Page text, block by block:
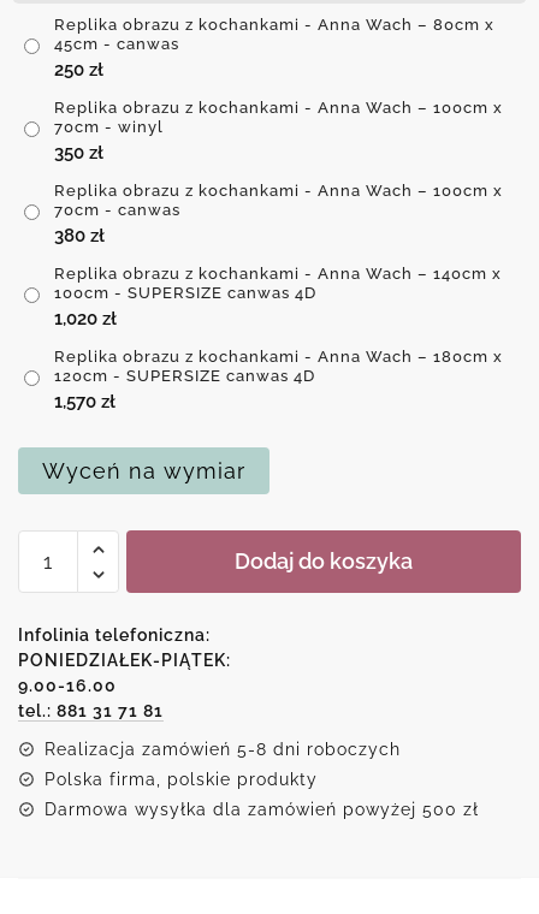
Replika obrazu z kochankami - Anna Wach – 80cm x
45cm - canwas
250 zł
Replika obrazu z kochankami - Anna Wach – 100cm x
70cm - winyl
350 zł
Replika obrazu z kochankami - Anna Wach – 100cm x
70cm - canwas
380 zł
Replika obrazu z kochankami - Anna Wach – 140cm x
100cm - SUPERSIZE canwas 4D
1,020 zł
Replika obrazu z kochankami - Anna Wach – 180cm x
120cm - SUPERSIZE canwas 4D
1,570 zł
Wyceń na wymiar
Replika
z
kochankami
-
Anna
Wach
Dodaj do koszyka
Infolinia telefoniczna:
PONIEDZIAŁEK-PIĄTEK:
9.00-16.00
tel.: 881 31 71 81
Realizacja zamówień 5-8 dni roboczych
Polska firma, polskie produkty
Darmowa wysyłka dla zamówień powyżej 500 zł